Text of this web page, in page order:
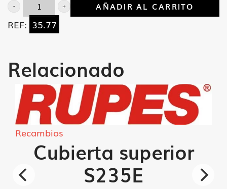
Cubierta
flangia
y
cantidad
AÑADIR AL CARRITO
REF: 35.77
Relacionado
Recambios
Cubierta superior
S235E